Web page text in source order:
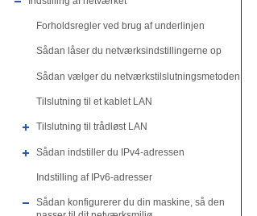
Forholdsregler ved brug af underlinjen
Sådan låser du netværksindstillingerne op
Sådan vælger du netværkstilslutningsmetoden
Tilslutning til et kablet LAN
Tilslutning til trådløst LAN
Sådan indstiller du IPv4-adressen
Indstilling af IPv6-adresser
Sådan konfigurerer du din maskine, så den